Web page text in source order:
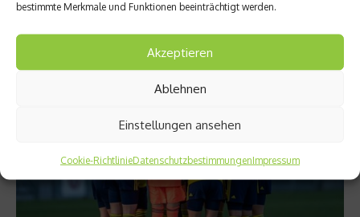
bestimmte Merkmale und Funktionen beeinträchtigt werden.
Akzeptieren
Ablehnen
Einstellungen ansehen
Cookie-RichtlinieDatenschutzbestimmungenImpressum
die zusätzlichen Ressourcen verfügen, diese